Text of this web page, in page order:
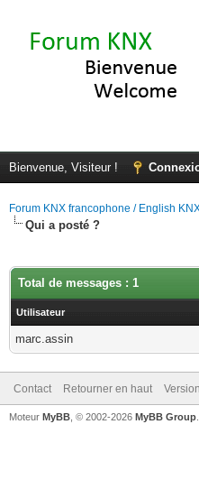
Bienvenue, Visiteur !
Forum KNX francophone / English
Qui a posté ?
Total de messages : 1
Utilisateur
marc.assin
Contact Retourner en haut
Moteur MyBB , © 2002-2026 MyBB Group